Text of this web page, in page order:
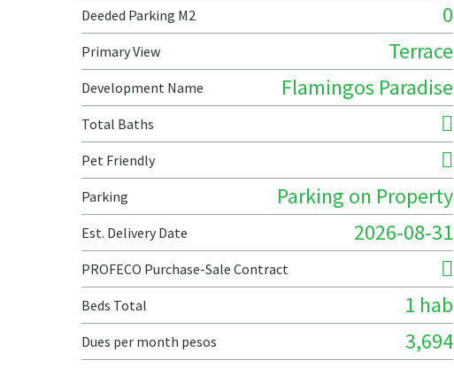
Deeded Parking M2 0
Primary View Terrace
Development Name Flamingos Paradise
Total Baths
Pet Friendly
Parking Parking on Property
Est. Delivery Date 2026-08-31
PROFECO Purchase-Sale Contract
Beds Total 1 hab
Dues per month pesos 3,694